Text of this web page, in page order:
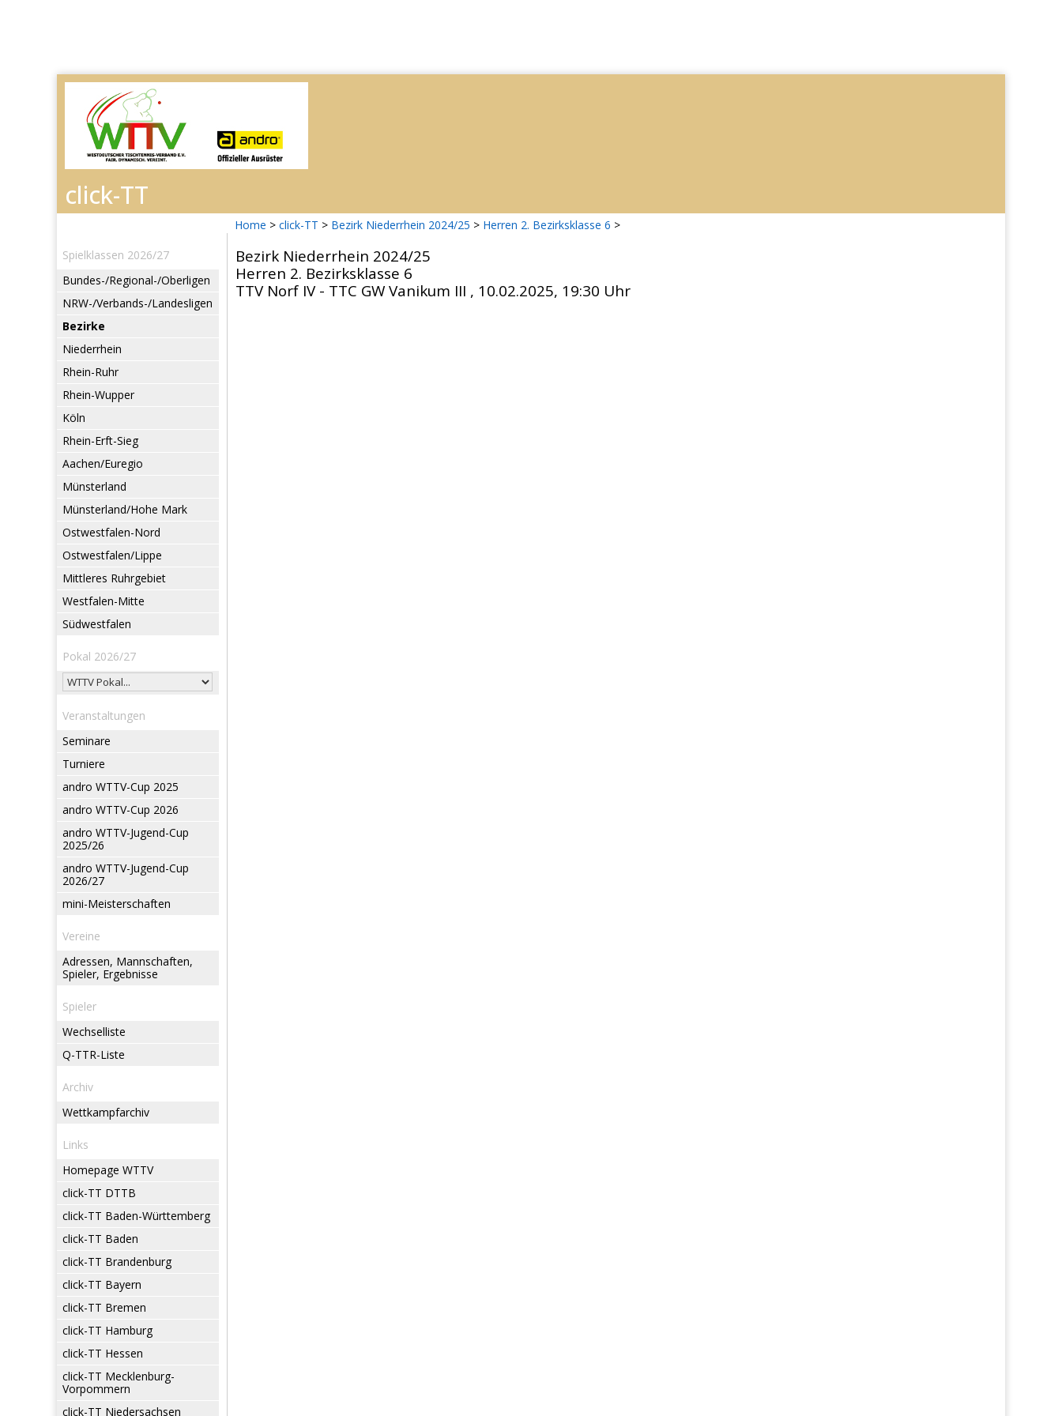
Home > click-TT > Bezirk Niederrhein 2024/25 > Herren 2. Bezirksklasse 6 >
Spielklassen 2026/27
Bundes-/Regional-/Oberligen
NRW-/Verbands-/Landesligen
Bezirke
Niederrhein
Rhein-Ruhr
Rhein-Wupper
Köln
Rhein-Erft-Sieg
Aachen/Euregio
Münsterland
Münsterland/Hohe Mark
Ostwestfalen-Nord
Ostwestfalen/Lippe
Mittleres Ruhrgebiet
Westfalen-Mitte
Südwestfalen
Pokal 2026/27
Veranstaltungen
Seminare
Turniere
andro WTTV-Cup 2025
andro WTTV-Cup 2026
andro WTTV-Jugend-Cup
2025/26
andro WTTV-Jugend-Cup
2026/27
mini-Meisterschaften
Vereine
Adressen, Mannschaften,
Spieler, Ergebnisse
Spieler
Wechselliste
Q-TTR-Liste
Archiv
Wettkampfarchiv
Links
Homepage WTTV
click-TT DTTB
click-TT Baden-Württemberg
click-TT Baden
click-TT Brandenburg
click-TT Bayern
click-TT Bremen
click-TT Hamburg
click-TT Hessen
click-TT Mecklenburg-
Vorpommern
click-TT Niedersachsen
Bezirk Niederrhein 2024/25
Herren 2. Bezirksklasse 6
TTV Norf IV - TTC GW Vanikum III , 10.02.2025, 19:30 Uhr